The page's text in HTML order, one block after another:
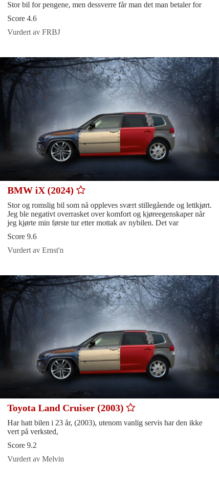
Stor bil for pengene, men dessverre får man det man betaler for
Score 4.6
Vurdert av FRBJ
BMW iX (2024)
Stor og romslig bil som nå oppleves svært stillegående og lettkjørt.
Jeg ble negativt overrasket over komfort og kjøreegenskaper når
jeg kjørte min første tur etter mottak av nybilen. Det var
Score 9.6
Vurdert av Ernst'n
Toyota Land Cruiser (2003)
Har hatt bilen i 23 år, (2003), utenom vanlig servis har den ikke
vert på verksted,
Score 9.2
Vurdert av Melvin